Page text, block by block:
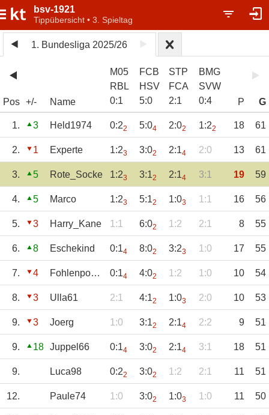
bsv-1921
Tippübersicht • 3. Spieltag
1. Bundesliga 2025/26
Pos +/- Name
M05
RBL
0:1
FCB
HSV
5:0
STP
FCA
2:1
BMG
SVW
0:4 P G
1. 3 Held1974 0:22 5:04 2:02 1:22 18 61
2. 1 Experte 1:23 3:02 2:14 2:0 13 61
3. 5 Rote_Socke 1:23 3:12 2:14 3:1 19 59
4. 5 Marco 1:23 5:12 1:03 1:1 16 56
5. 3 Harry_Kane 1:1 6:02 1:2 2:1 8 55
6. 8 Eschekind 0:14 8:02 3:23 1:0 17 55
7. 4 Fohlenpower 0:14 4:02 1:2 1:0 10 54
8. 3 Ulla61 2:1 4:12 1:03 2:0 10 53
9. 3 Joerg 1:0 3:12 2:14 2:2 9 51
9. 18 Juppel66 0:14 3:02 2:14 3:1 18 51
9. Luca98 0:22 3:02 1:2 2:1 11 51
12. Paule74 1:0 3:02 1:03 1:0 11 50